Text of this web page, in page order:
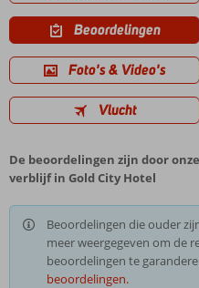
Beoordelingen
Foto's & Video's
Vlucht
De beoordelingen zijn door
verblijf in Gold City Hotel
Beoordelingen die ouder
meer weergegeven om de
beoordelingen te
beoordelingen.